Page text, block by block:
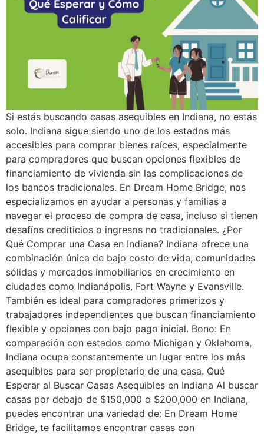
Si estás buscando casas asequibles en Indiana, no estás
solo. Indiana sigue siendo uno de los estados más
accesibles para comprar bienes raíces, especialmente
para compradores que buscan opciones flexibles de
financiamiento de vivienda sin las complicaciones de
los bancos tradicionales. En Dream Home Bridge, nos
especializamos en ayudar a personas y familias a
navegar el proceso de compra de casa, incluso si tienen
desafíos crediticios o ingresos no tradicionales. ¿Por
Qué Comprar una Casa en Indiana? Indiana ofrece una
combinación única de bajo costo de vida, comunidades
sólidas y mercados inmobiliarios en crecimiento en
ciudades como Indianápolis, Fort Wayne y Evansville.
También es ideal para compradores primerizos y
trabajadores independientes que buscan financiamiento
flexible y opciones con bajo pago inicial. Bono: En
comparación con estados como Michigan y Oklahoma,
Indiana ocupa constantemente un lugar entre los más
asequibles para ser propietario de una casa. Qué
Esperar al Buscar Casas Asequibles en Indiana Al buscar
casas por debajo de $150,000 o $200,000 en Indiana,
puedes encontrar una variedad de: En Dream Home
Bridge, te facilitamos encontrar casas con